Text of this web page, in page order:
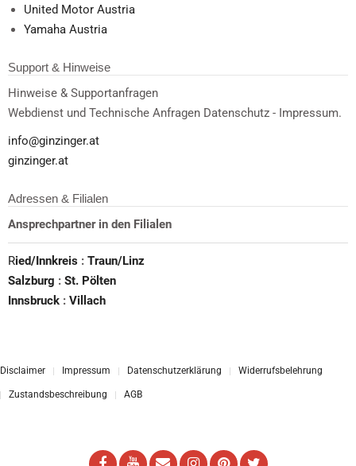
United Motor Austria
Yamaha Austria
Support & Hinweise
Hinweise & Supportanfragen
Webdienst und Technische Anfragen Datenschutz - Impressum.
info@ginzinger.at
ginzinger.at
Adressen & Filialen
Ansprechpartner in den Filialen
Ried/Innkreis : Traun/Linz
Salzburg : St. Pölten
Innsbruck : Villach
Disclaimer Impressum Datenschutzerklärung Widerrufsbelehrung
Zustandsbeschreibung AGB